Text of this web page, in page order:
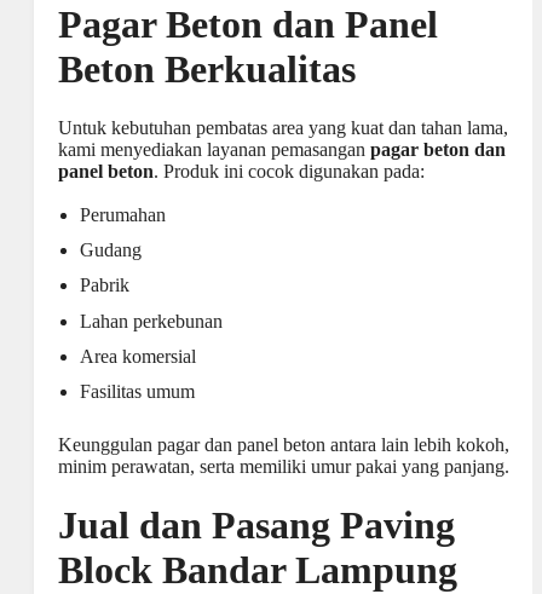
Pagar Beton dan Panel
Beton Berkualitas
Untuk kebutuhan pembatas area yang kuat dan tahan lama,
kami menyediakan layanan pemasangan pagar beton dan
panel beton. Produk ini cocok digunakan pada:
Perumahan
Gudang
Pabrik
Lahan perkebunan
Area komersial
Fasilitas umum
Keunggulan pagar dan panel beton antara lain lebih kokoh,
minim perawatan, serta memiliki umur pakai yang panjang.
Jual dan Pasang Paving
Block Bandar Lampung